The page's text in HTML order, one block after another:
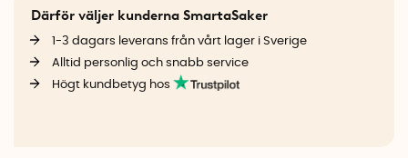
Därför väljer kunderna SmartaSaker
1-3 dagars leverans från vårt lager i Sverige
Alltid personlig och snabb service
Högt kundbetyg hos